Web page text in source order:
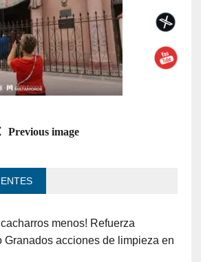
Previous image
menos! Refuerza
Granados acciones de limpieza en